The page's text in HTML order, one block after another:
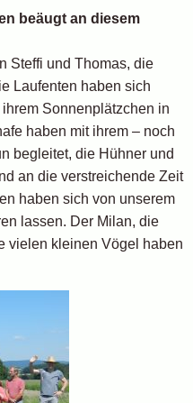
beäugt an diesem
Steffi und Thomas, die
Laufenten haben sich
Sonnenplätzchen in
haben mit ihrem – noch
begleitet, die Hühner und
an die verstreichende Zeit
haben sich von unserem
lassen. Der Milan, die
vielen kleinen Vögel haben